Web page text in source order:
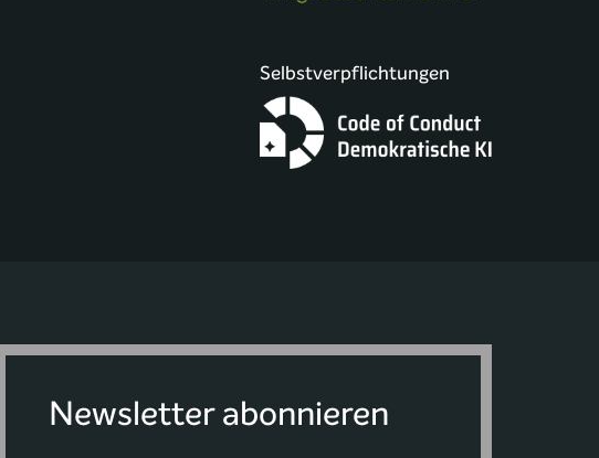
Selbstverpflichtungen
Newsletter abonnieren